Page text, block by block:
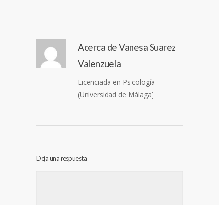
Acerca deVanesa Suarez
Valenzuela
Licenciada en Psicología
(Universidad de Málaga)
Deja una respuesta